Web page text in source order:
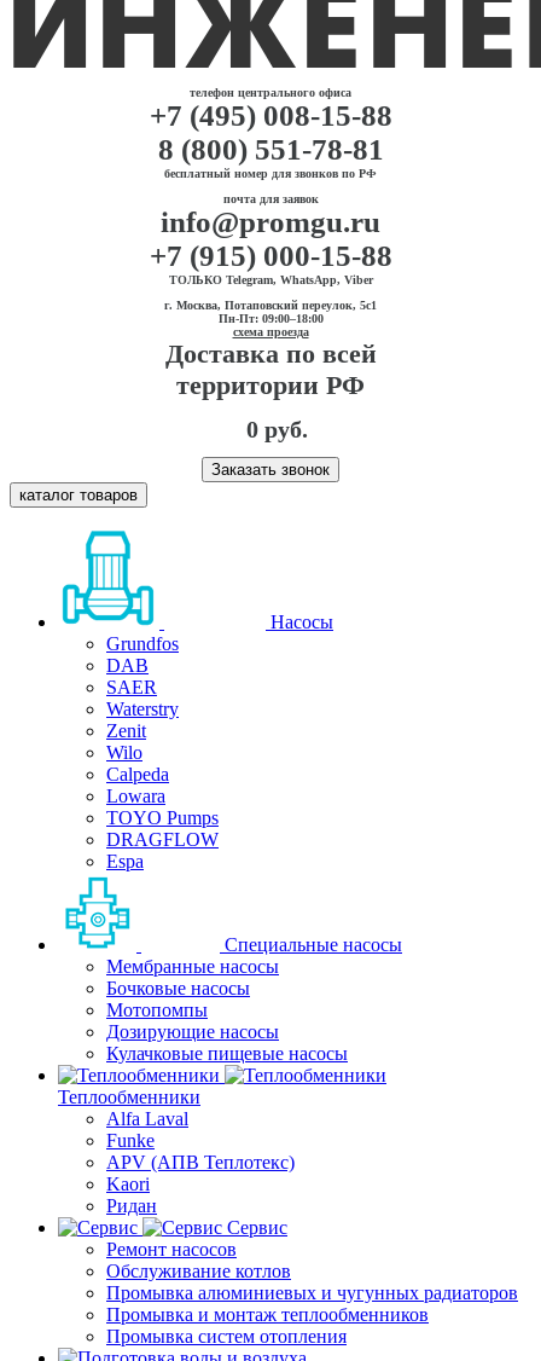
телефон центрального офиса
+7 (495) 008-15-88
8 (800) 551-78-81
бесплатный номер для звонков по РФ
почта для заявок
info@promgu.ru
+7 (915) 000-15-88
ТОЛЬКО Telegram, WhatsApp, Viber
г. Москва, Потаповский переулок, 5с1
Пн-Пт: 09:00–18:00
схема проезда
Доставка по всей
территории РФ
0 руб.
Заказать звонок
каталог товаров
Насосы
Grundfos
DAB
SAER
Waterstry
Zenit
Wilo
Calpeda
Lowara
TOYO Pumps
DRAGFLOW
Espa
Специальные насосы
Мембранные насосы
Бочковые насосы
Мотопомпы
Дозирующие насосы
Кулачковые пищевые насосы
Теплообменники
Alfa Laval
Funke
APV (АПВ Теплотекс)
Kaori
Ридан
Сервис
Ремонт насосов
Обслуживание котлов
Промывка алюминиевых и чугунных радиаторов
Промывка и монтаж теплообменников
Промывка систем отопления